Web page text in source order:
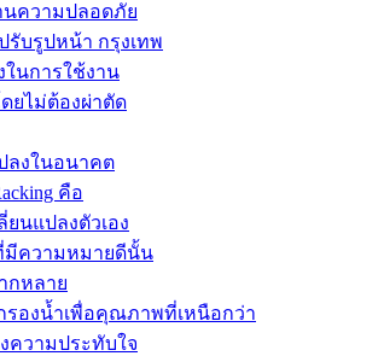
นความปลอดภัย
บรูปหน้า กรุงเทพ
นการใช้งาน
ยไม่ต้องผ่าตัด
ลงในอนาคต
คือ
ยนแปลงตัวเอง
มีความหมายดีนั้น
กหลาย
กรองน้ำเพื่อคุณภาพที่เหนือกว่า
ความประทับใจ